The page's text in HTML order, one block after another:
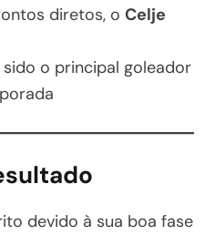
diretos, o Celje
o principal goleador
devido à sua boa fase